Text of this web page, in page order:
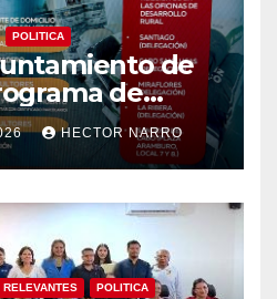
POLITICA
de
de
HECTOR NARRO
RELEVANTES POLITICA